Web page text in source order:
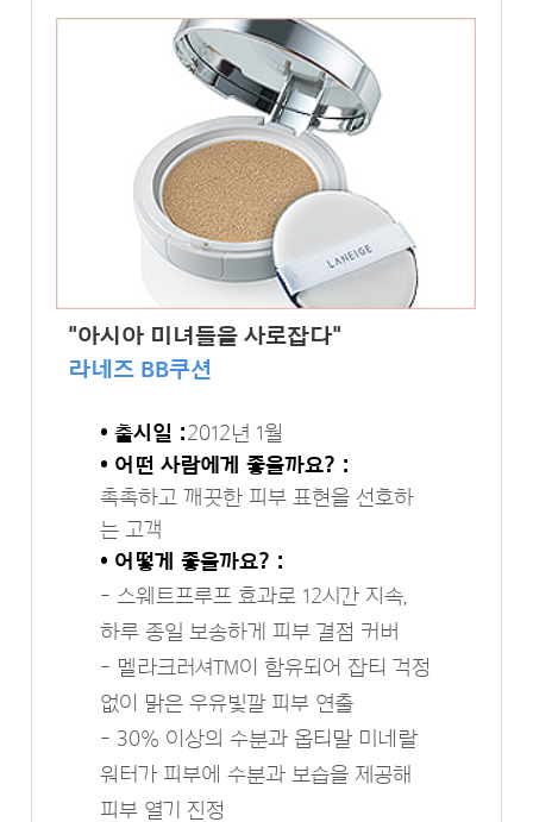
"아시아 미녀들을 사로잡다"
라네즈 BB쿠션
• 출시일 :2012년 1월
• 어떤 사람에게 좋을까요? :
촉촉하고 깨끗한 피부 표현을 선호하
는 고객
• 어떻게 좋을까요? :
- 스웨트프루프 효과로 12시간 지속,
하루 종일 보송하게 피부 결점 커버
- 멜라크러셔TM이 함유되어 잡티 걱정
없이 맑은 우유빛깔 피부 연출
- 30% 이상의 수분과 옵티말 미네랄
워터가 피부에 수분과 보습을 제공해
피부 열기 진정